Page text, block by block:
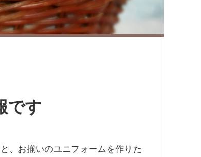
です
、お揃いのユニフォームを作りた